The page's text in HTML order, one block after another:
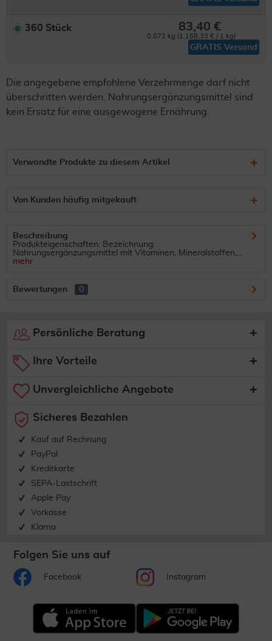
360 Stück 83,40 €
0.072 kg (1.158,33 € / 1 kg)
GRATIS Versand
Die angegebene empfohlene Verzehrmenge darf nicht
überschritten werden. Nahrungsergänzungsmittel sind
kein Ersatz für eine ausgewogene Ernährung.
Verwandte Produkte zu diesem Artikel
Von Kunden häufig mitgekauft
Beschreibung
Produkteigenschaften: Bezeichnung:
Nahrungsergänzungsmittel mit Vitaminen, Mineralstoffen,...
mehr
Bewertungen 0
Persönliche Beratung
Ihre Vorteile
Unvergleichliche Angebote
Sicheres Bezahlen
Kauf auf Rechnung
PayPal
Kreditkarte
SEPA-Lastschrift
Apple Pay
Vorkasse
Klarna
Folgen Sie uns auf
Facebook Instagram